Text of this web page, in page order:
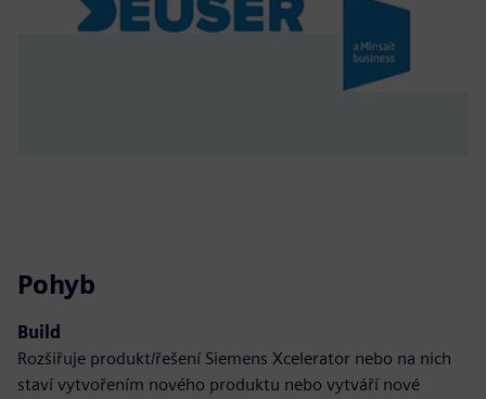
Pohyb
Build
Rozšiřuje produkt/řešení Siemens Xcelerator nebo na nich
staví vytvořením nového produktu nebo vytváří nové